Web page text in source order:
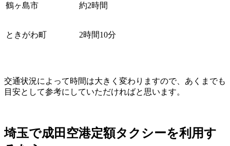
鶴ヶ島市 約2時間
ときがわ町 2時間10分
交通状況によって時間は大きく変わりますので、あくまでも
目安として参考にしていただければと思います。
埼玉で成田空港定額タクシーを利用す